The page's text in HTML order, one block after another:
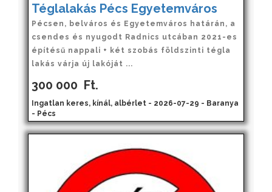
Téglalakás Pécs Egyetemváros
Pécsen, belváros és Egyetemváros határán, a
csendes és nyugodt Radnics utcában 2021-es
építésű nappali + két szobás földszinti tégla
lakás várja új lakóját ...
300 000 Ft.
Ingatlan keres, kínál, albérlet - 2026-07-29 - Baranya
- Pécs